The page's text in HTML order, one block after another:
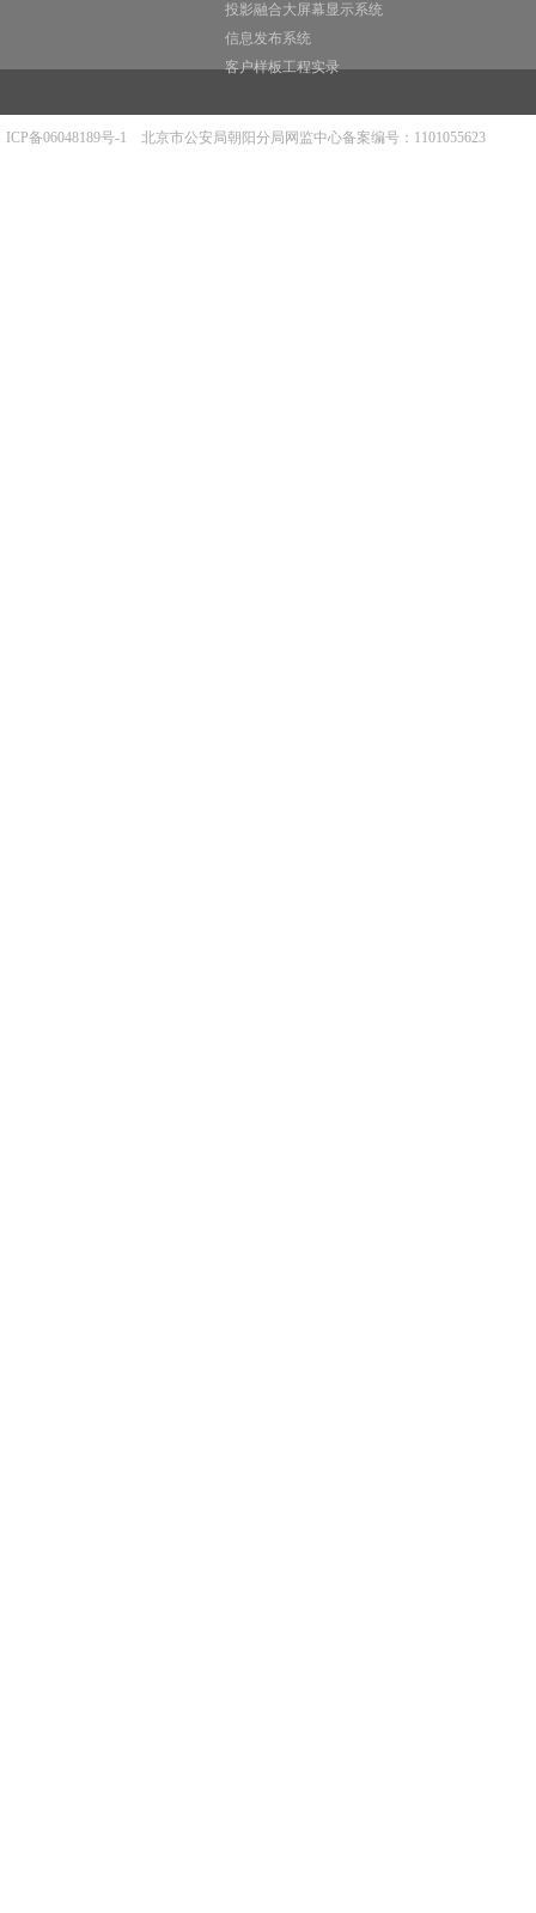
投影融合大屏幕显示系统
信息发布系统
客户样板工程实录
ICP备06048189号-1 北京市公安局朝阳分局网监中心备案编号：1101055623